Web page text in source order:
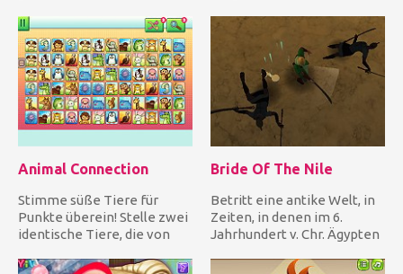
Animal Connection
Stimme süße Tiere für
Punkte überein! Stelle zwei
identische Tiere, die von
Bride Of The Nile
Betritt eine antike Welt, in
Zeiten, in denen im 6.
Jahrhundert v. Chr. Ägypten